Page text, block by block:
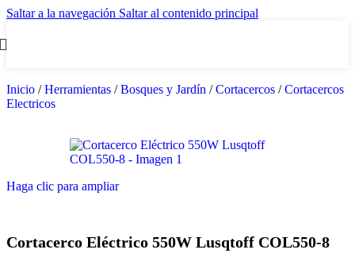
Saltar a la navegación Saltar al contenido principal
Inicio / Herramientas / Bosques y Jardín / Cortacercos / Cortacercos
Electricos
Haga clic para ampliar
Cortacerco Eléctrico 550W Lusqtoff COL550-8